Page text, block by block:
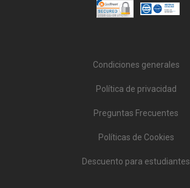
Condiciones generales
Política de privacidad
Preguntas Frecuentes
Políticas de Cookies
Descuento para estudiantes